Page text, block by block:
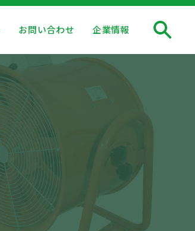
お問い合わせ 企業情報